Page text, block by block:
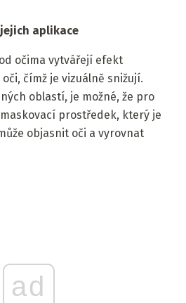
aplikace
očima vytvářejí efekt
čímž je vizuálně snižují.
oblastí, je možné, že pro
prostředek, který je
objasnit oči a vyrovnat
ad